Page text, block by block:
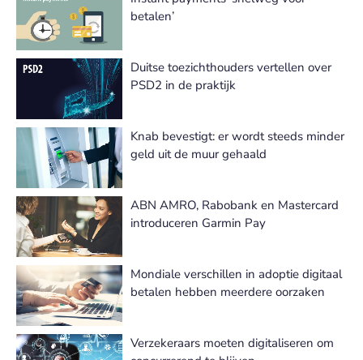
betalen’
Duitse toezichthouders vertellen over
PSD2 in de praktijk
Knab bevestigt: er wordt steeds minder
geld uit de muur gehaald
ABN AMRO, Rabobank en Mastercard
introduceren Garmin Pay
Mondiale verschillen in adoptie digitaal
betalen hebben meerdere oorzaken
Verzekeraars moeten digitaliseren om